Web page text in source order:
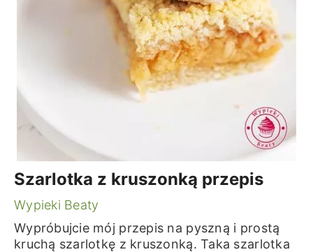
Szarlotka z kruszonką przepis
Wypieki Beaty
Wypróbujcie mój przepis na pyszną i prostą
kruchą szarlotkę z kruszonką. Taka szarlotka